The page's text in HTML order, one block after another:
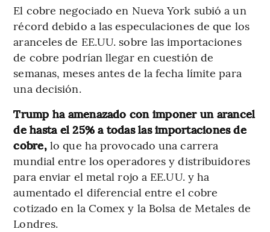
El cobre negociado en Nueva York subió a un
récord debido a las especulaciones de que los
aranceles de EE.UU. sobre las importaciones
de cobre podrían llegar en cuestión de
semanas, meses antes de la fecha límite para
una decisión.
Trump ha amenazado con imponer un arancel
de hasta el 25% a todas las importaciones de
cobre,lo que ha provocado una carrera
mundial entre los operadores y distribuidores
para enviar el metal rojo a EE.UU. y ha
aumentado el diferencial entre el cobre
cotizado en la Comex y la Bolsa de Metales de
Londres.